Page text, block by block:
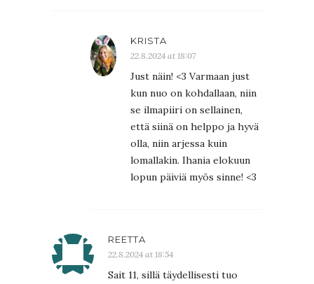
KRISTA
22.8.2024 at 18:07
Just näin! <3 Varmaan just
kun nuo on kohdallaan, niin
se ilmapiiri on sellainen,
että siinä on helppo ja hyvä
olla, niin arjessa kuin
lomallakin. Ihania elokuun
lopun päiviä myös sinne! <3
REETTA
22.8.2024 at 18:54
Sait 11, sillä täydellisesti tuo